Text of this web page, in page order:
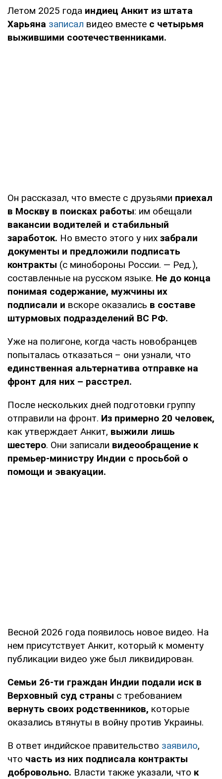
Летом 2025 года индиец Анкит из штата
Харьяна записал видео вместе с четырьмя
выжившими соотечественниками.
Он рассказал, что вместе с друзьями приехал
в Москву в поисках работы: им обещали
вакансии водителей и стабильный
заработок. Но вместо этого у них забрали
документы и предложили подписать
контракты (с минобороны России. — Ред.),
составленные на русском языке. Не до конца
понимая содержание, мужчины их
подписали и вскоре оказались в составе
штурмовых подразделений ВС РФ.
Уже на полигоне, когда часть новобранцев
попыталась отказаться – они узнали, что
единственная альтернатива отправке на
фронт для них – расстрел.
После нескольких дней подготовки группу
отправили на фронт. Из примерно 20 человек,
как утверждает Анкит, выжили лишь
шестеро. Они записали видеообращение к
премьер-министру Индии с просьбой о
помощи и эвакуации.
Весной 2026 года появилось новое видео. На
нем присутствует Анкит, который к моменту
публикации видео уже был ликвидирован.
Семьи 26-ти граждан Индии подали иск в
Верховный суд страны с требованием
вернуть своих родственников, которые
оказались втянуты в войну против Украины.
В ответ индийское правительство заявило,
что часть из них подписала контракты
добровольно. Власти также указали, что к